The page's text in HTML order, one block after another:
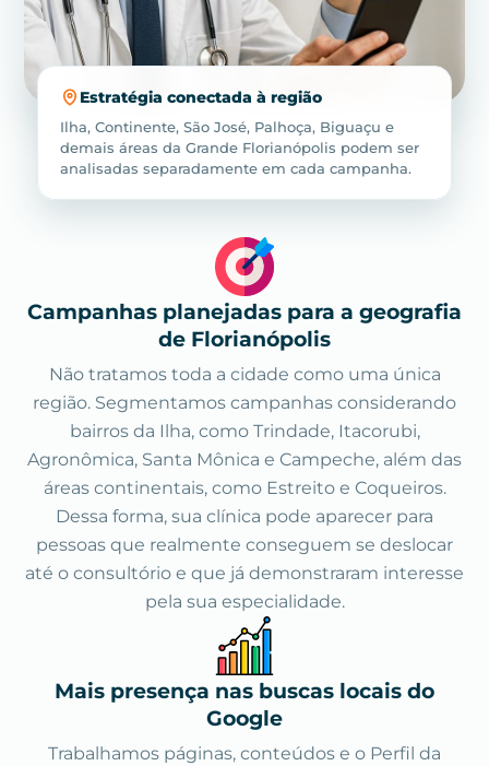
Campanhas planejadas para a geografia
de Florianópolis
Não tratamos toda a cidade como uma única
região. Segmentamos campanhas considerando
bairros da Ilha, como Trindade, Itacorubi,
Agronômica, Santa Mônica e Campeche, além das
áreas continentais, como Estreito e Coqueiros.
Dessa forma, sua clínica pode aparecer para
pessoas que realmente conseguem se deslocar
até o consultório e que já demonstraram interesse
pela sua especialidade.
Mais presença nas buscas locais do
Google
Trabalhamos páginas, conteúdos e o Perfil da
Estratégia conectada à região
Ilha, Continente, São José, Palhoça, Biguaçu e
demais áreas da Grande Florianópolis podem ser
analisadas separadamente em cada campanha.